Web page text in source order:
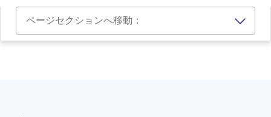
ページセクションへ移動：